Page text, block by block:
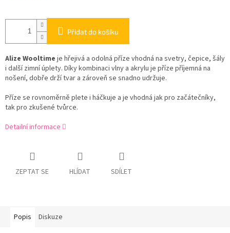
Přidat do košíku
Alize Wooltime je hřejivá a odolná příze vhodná na svetry, čepice, šály
i další zimní úplety. Díky kombinaci vlny a akrylu je příze příjemná na
nošení, dobře drží tvar a zároveň se snadno udržuje.
Příze se rovnoměrně plete i háčkuje a je vhodná jak pro začátečníky,
tak pro zkušené tvůrce.
Detailní informace
ZEPTAT SE HLÍDAT SDÍLET
Popis Diskuze